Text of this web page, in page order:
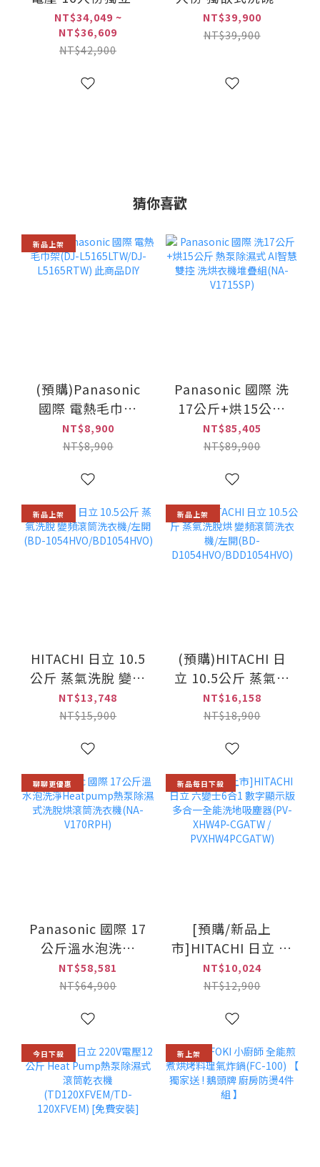
洗碗機(HDF-
F168CV/HDFF168CV)
免費安裝
NT$34,049 ~
NT$36,609
NT$42,900
(NP-DFB2K6)
NT$39,900
NT$39,900
猜你喜歡
新品上架
(預購)Panasonic
國際 電熱毛巾架
(DJ-
L5165LTW/DJ-
DIY
NT$8,900
NT$8,900
Panasonic 國際 洗
17公斤+烘15公斤
熱泵除濕式 AI智慧
雙控 洗烘衣機堆疊
NT$85,405
NT$89,900
新品上架
HITACHI 日立 10.5
公斤 蒸氣洗脫 變頻
滾筒洗衣機/左開
(BD-
NT$13,748
NT$15,900
新品上架
(預購)HITACHI 日
立 10.5公斤 蒸氣洗
脫烘 變頻滾筒洗衣
機/左開(BD-
NT$16,158
NT$18,900
聊聊更優惠
Panasonic 國際 17
公斤溫水泡洗淨
Heatpump熱泵除
濕式洗脫烘滾筒洗
NT$58,581
NT$64,900
新品每日下殺
[預購/新品上
市]HITACHI 日立 六
變士6合1 數字顯示
版 多合一全能洗地
CGATW /
PVXHW4PCGATW)
NT$10,024
NT$12,900
今日下殺 新上架